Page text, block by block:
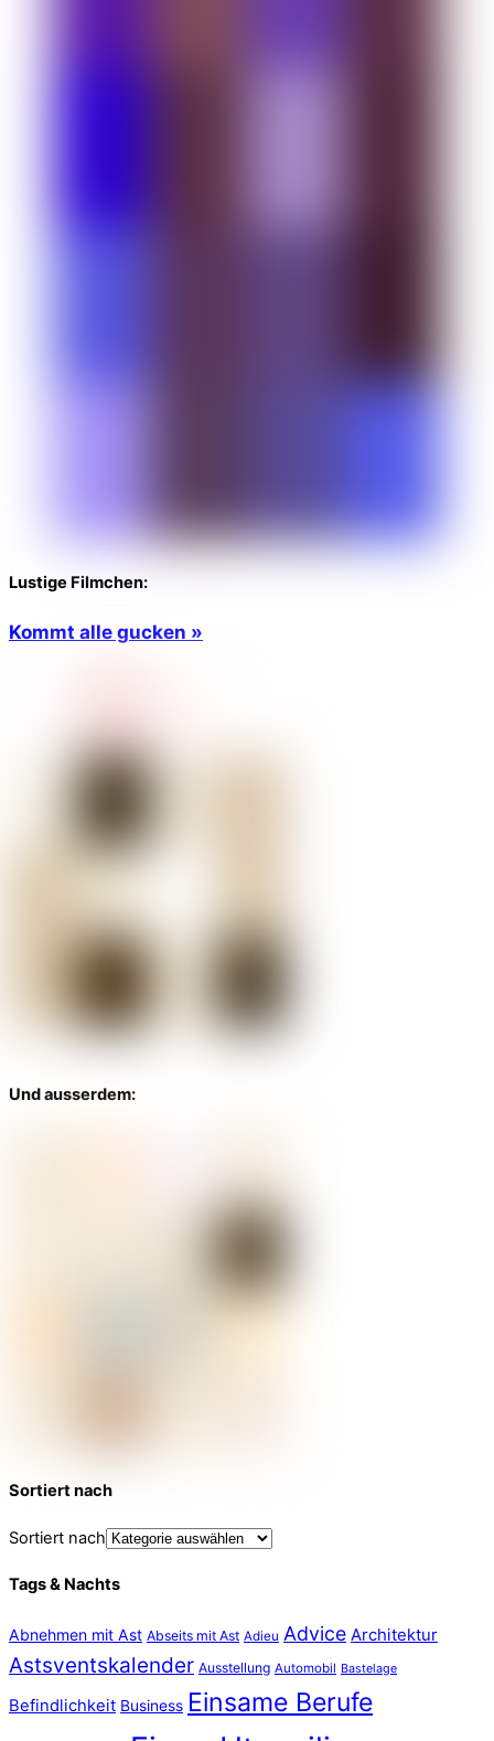
Lustige Filmchen:
Kommt alle gucken »
Und ausserdem:
Sortiert nach
Sortiert nach
Tags & Nachts
Abnehmen mit Ast Abseits mit Ast Adieu Advice Architektur
Astsventskalender Ausstellung Automobil Bastelage
Befindlichkeit Business Einsame Berufe